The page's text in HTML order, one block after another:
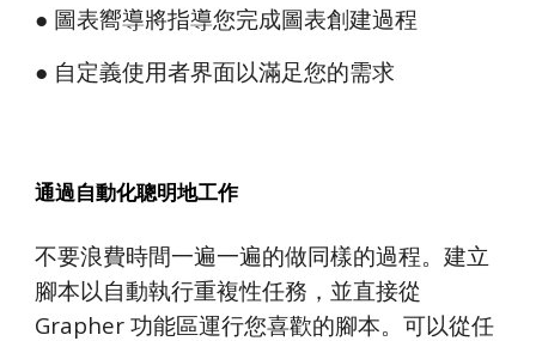
● 圖表嚮導將指導您完成圖表創建過程
● 自定義使用者界面以滿足您的需求
通過自動化聰明地工作
不要浪費時間一遍一遍的做同樣的過程。建立
腳本以自動執行重複性任務，並直接從
Grapher 功能區運行您喜歡的腳本。可以從任